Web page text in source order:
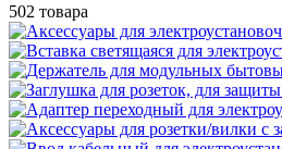
502 товара